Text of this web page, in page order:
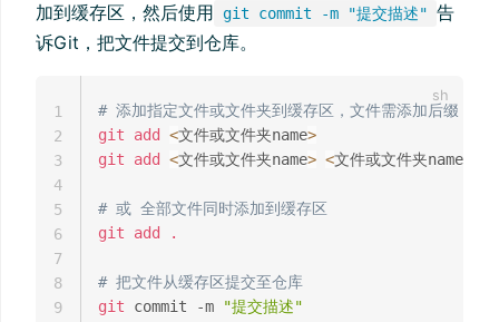
加到缓存区，然后使用 git commit -m "提交描述" 告
诉Git，把文件提交到仓库。
# 添加指定文件或文件夹到缓存区，文件需添加后缀
git
add <文件或文件夹name>
git
add <文件或文件夹name> <文件或文件夹name
# 或 全部文件同时添加到缓存区
git
add .
# 把文件从缓存区提交至仓库
git commit -m "提交描述"
1
2
3
4
5
6
7
8
9